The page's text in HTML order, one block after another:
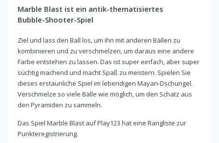
Marble Blast ist ein antik-thematisiertes
Bubble-Shooter-Spiel
Ziel und lass den Ball los, um ihn mit anderen Bällen zu
kombinieren und zu verschmelzen, um daraus eine andere
Farbe entstehen zu lassen. Das ist super einfach, aber super
süchtig machend und macht Spaß zu meistern. Spielen Sie
dieses erstaunliche Spiel im lebendigen Mayan-Dschungel.
Verschmelze so viele Bälle wie möglich, um den Schatz aus
den Pyramiden zu sammeln.
Das Spiel Marble Blast auf Play123 hat eine Rangliste zur
Punkteregistrierung.